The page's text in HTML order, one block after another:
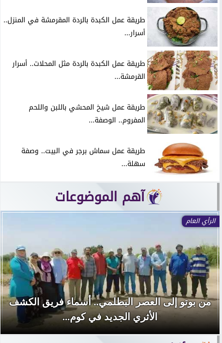
طريقة عمل الكبدة بالردة المقرمشة في المنزل..
أسرار...
طريقة عمل الكبدة بالردة مثل المحلات.. أسرار
القرمشة...
طريقة عمل شيخ المحشي باللبن واللحم
المفروم.. الوصفة...
طريقة عمل سماش برجر في البيت.. وصفة
سهلة...
آهم الموضوعات
الرأي العام
من بوتو إلى العصر البطلمي.. أسماء فريق الكشف
الأثري الجديد في كوم...